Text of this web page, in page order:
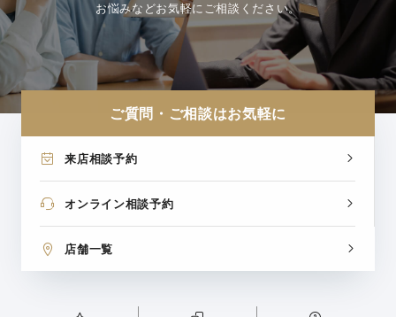
お悩みなどお気軽にご相談ください。
ご質問・ご相談はお気軽に
来店相談予約
オンライン相談予約
店舗一覧